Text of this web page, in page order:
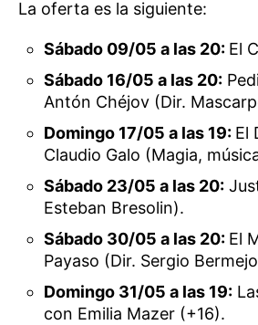
La oferta es la siguiente:
Sábado 09/05 a las 20: El
Sábado 16/05 a las 20:
Antón Chéjov (Dir.
Domingo 17/05 a las 19: El
Claudio Galo (Magia,
Sábado 23/05 a las 20:
Esteban Bresolin).
Sábado 30/05 a las 20: El
Payaso (Dir. Sergio
Domingo 31/05 a las 19:
con Emilia Mazer (+16).